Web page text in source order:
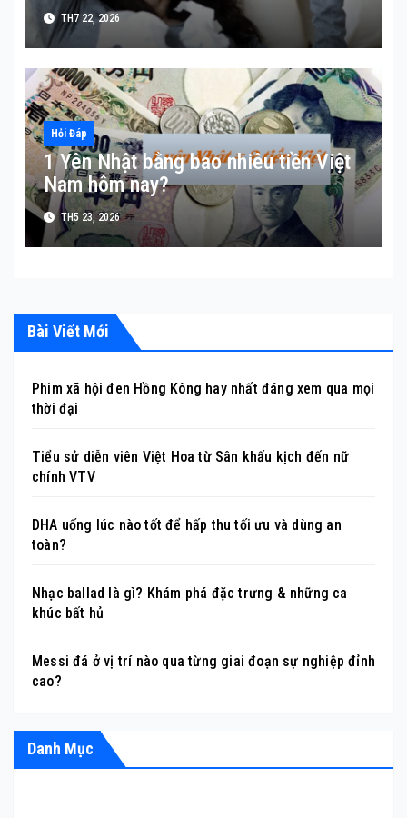
TH7 22, 2026
Hỏi Đáp
1 Yên Nhật bằng bao nhiêu tiền Việt
Nam hôm nay?
TH5 23, 2026
Bài Viết Mới
Phim xã hội đen Hồng Kông hay nhất đáng xem qua mọi
thời đại
Tiểu sử diễn viên Việt Hoa từ Sân khấu kịch đến nữ
chính VTV
DHA uống lúc nào tốt để hấp thu tối ưu và dùng an
toàn?
Nhạc ballad là gì? Khám phá đặc trưng & những ca
khúc bất hủ
Messi đá ở vị trí nào qua từng giai đoạn sự nghiệp đỉnh
cao?
Danh Mục